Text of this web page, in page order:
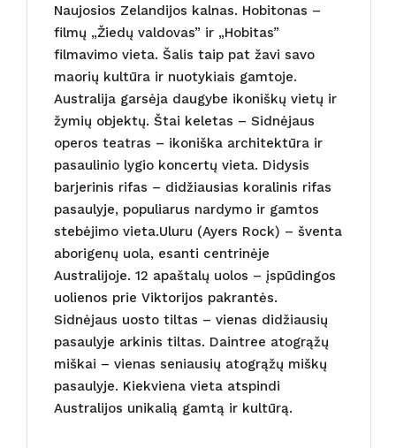
Naujosios Zelandijos kalnas. Hobitonas –
filmų „Žiedų valdovas” ir „Hobitas”
filmavimo vieta. Šalis taip pat žavi savo
maorių kultūra ir nuotykiais gamtoje.
Australija garsėja daugybe ikoniškų vietų ir
žymių objektų. Štai keletas – Sidnėjaus
operos teatras – ikoniška architektūra ir
pasaulinio lygio koncertų vieta. Didysis
barjerinis rifas – didžiausias koralinis rifas
pasaulyje, populiarus nardymo ir gamtos
stebėjimo vieta.Uluru (Ayers Rock) – šventa
aborigenų uola, esanti centrinėje
Australijoje. 12 apaštalų uolos – įspūdingos
uolienos prie Viktorijos pakrantės.
Sidnėjaus uosto tiltas – vienas didžiausių
pasaulyje arkinis tiltas. Daintree atogrąžų
miškai – vienas seniausių atogrąžų miškų
pasaulyje. Kiekviena vieta atspindi
Australijos unikalią gamtą ir kultūrą.